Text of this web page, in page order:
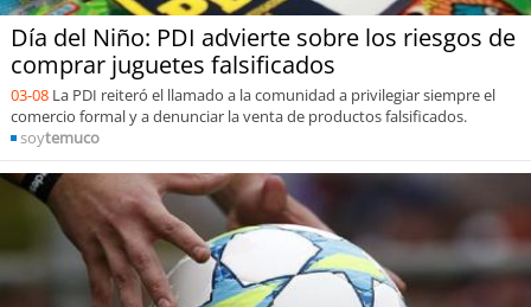
Día del Niño: PDI advierte sobre los riesgos de
comprar juguetes falsificados
03-08 La PDI reiteró el llamado a la comunidad a privilegiar siempre el
comercio formal y a denunciar la venta de productos falsificados.
soytemuco